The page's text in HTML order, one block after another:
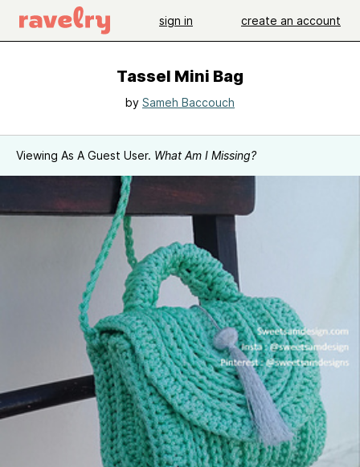
sign in create an account
Tassel Mini Bag
by Sameh Baccouch
Viewing As A Guest User. What Am I Missing?